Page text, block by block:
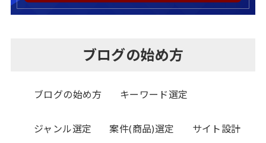
ブログの始め方
ブログの始め方 キーワード選定
ジャンル選定 案件(商品)選定 サイト設計